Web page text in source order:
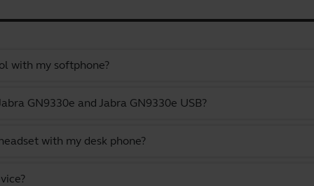
with my softphone?
GN9330e and Jabra GN9330e USB?
with my desk phone?